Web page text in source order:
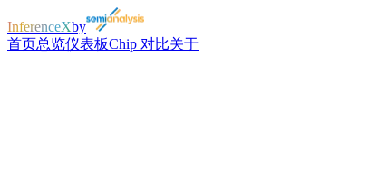
InferenceXby
首页总览仪表板Chip 对比关于